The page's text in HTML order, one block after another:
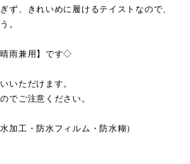
ず、きれいめに履けるテイストなので、
。
雨兼用】です◇
いただけます。
でご注意ください。
加工・防水フィルム・防水糊）